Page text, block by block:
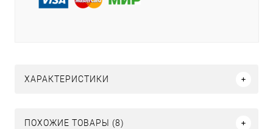
ХАРАКТЕРИСТИКИ
ПОХОЖИЕ ТОВАРЫ (8)